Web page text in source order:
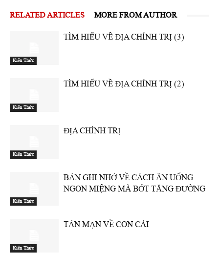
RELATED ARTICLES MORE FROM AUTHOR
Kiến Thức
TÌM HIỂU VỀ ĐỊA CHÍNH TRỊ (3)
Kiến Thức
TÌM HIỂU VỀ ĐỊA CHÍNH TRỊ (2)
Kiến Thức
ĐỊA CHÍNH TRỊ
Kiến Thức
BẢN GHI NHỚ VỀ CÁCH ĂN UỐNG
NGON MIỆNG MÀ BỚT TĂNG ĐƯỜNG
Kiến Thức
TẢN MẠN VỀ CON CÁI